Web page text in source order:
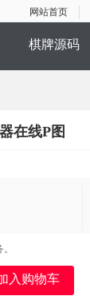
网站首页
棋牌源码
在线P图
入购物车